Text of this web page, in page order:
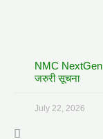
NMC NextGen
जरुरी सूचना
July 22, 2026